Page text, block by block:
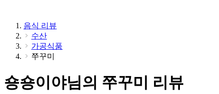
음식 리뷰
수산
가공식품
쭈꾸미
숑숑이야님의 쭈꾸미 리뷰